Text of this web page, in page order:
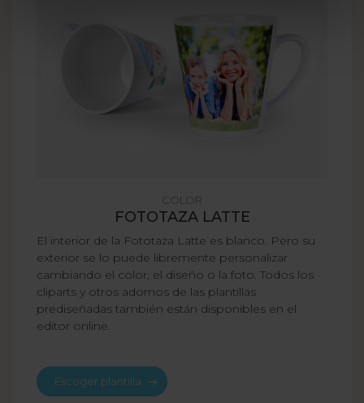
COLOR
FOTOTAZA LATTE
El interior de la Fototaza Latte es blanco. Pero su
exterior se lo puede libremente personalizar
cambiando el color, el diseño o la foto. Todos los
cliparts y otros adornos de las plantillas
prediseñadas también están disponibles en el
editor online.
Escoger plantilla